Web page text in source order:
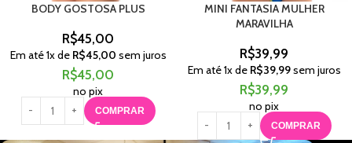
BODY GOSTOSA PLUS
R$45,00
Em até1x de R$45,00 sem juros
R$45,00
no pix
COMPRAR
MINI FANTASIA MULHER
MARAVILHA
R$39,99
Em até1x de R$39,99sem juros
R$39,99
no pix
COMPRAR